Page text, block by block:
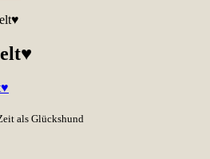
als Glückshund